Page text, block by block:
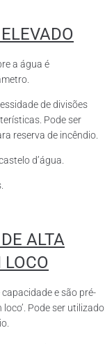
a água é
de divisões
Pode ser
reserva de incêndio.
d’água.
ALTA
e são pré-
Pode ser utilizado